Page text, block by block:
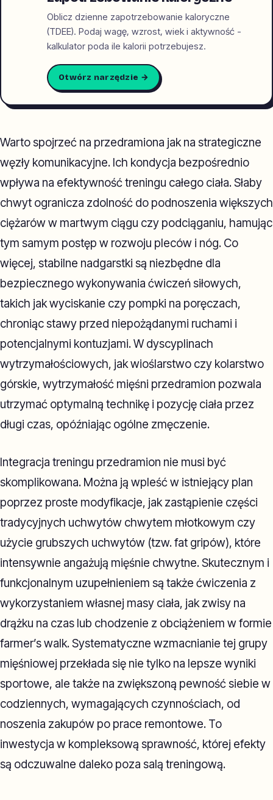
Oblicz dzienne zapotrzebowanie kaloryczne
(TDEE). Podaj wagę, wzrost, wiek i aktywność -
kalkulator poda ile kalorii potrzebujesz.
Otwórz narzędzie →
Warto spojrzeć na przedramiona jak na strategiczne
węzły komunikacyjne. Ich kondycja bezpośrednio
wpływa na efektywność treningu całego ciała. Słaby
chwyt ogranicza zdolność do podnoszenia większych
ciężarów w martwym ciągu czy podciąganiu, hamując
tym samym postęp w rozwoju pleców i nóg. Co
więcej, stabilne nadgarstki są niezbędne dla
bezpiecznego wykonywania ćwiczeń siłowych,
takich jak wyciskanie czy pompki na poręczach,
chroniąc stawy przed niepożądanymi ruchami i
potencjalnymi kontuzjami. W dyscyplinach
wytrzymałościowych, jak wioślarstwo czy kolarstwo
górskie, wytrzymałość mięśni przedramion pozwala
utrzymać optymalną technikę i pozycję ciała przez
długi czas, opóźniając ogólne zmęczenie.
Integracja treningu przedramion nie musi być
skomplikowana. Można ją wpleść w istniejący plan
poprzez proste modyfikacje, jak zastąpienie części
tradycyjnych uchwytów chwytem młotkowym czy
użycie grubszych uchwytów (tzw. fat gripów), które
intensywnie angażują mięśnie chwytne. Skutecznym i
funkcjonalnym uzupełnieniem są także ćwiczenia z
wykorzystaniem własnej masy ciała, jak zwisy na
drążku na czas lub chodzenie z obciążeniem w formie
farmer’s walk. Systematyczne wzmacnianie tej grupy
mięśniowej przekłada się nie tylko na lepsze wyniki
sportowe, ale także na zwiększoną pewność siebie w
codziennych, wymagających czynnościach, od
noszenia zakupów po prace remontowe. To
inwestycja w kompleksową sprawność, której efekty
są odczuwalne daleko poza salą treningową.